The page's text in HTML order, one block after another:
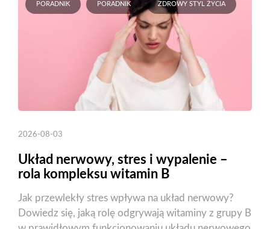
PORADNIK PORADNIK ZDROWY STYL ŻYCIA
2026-08-03
Układ nerwowy, stres i wypalenie –
rola kompleksu witamin B
Jak przewlekły stres wpływa na układ nerwowy?
Dowiedz się, jaką rolę odgrywają witaminy z grupy B